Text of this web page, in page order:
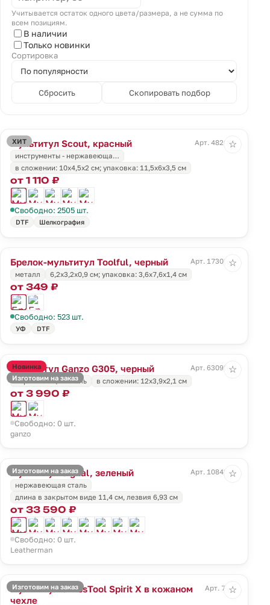
Учитывается остаток одного цвета/размера, а не сумма по
всем позициям.
В наличии
Только новинки
Сортировка
Сбросить Скопировать подбор
ХИТ
Мультитул Scout, красный
Арт. 4820.50
инструменты - нержавеюща…
в сложении: 10х4,5х2 см; упаковка: 11,5х6х3,5 см
от 1 110 ₽
Свободно: 2505 шт.
DTF Шелкография
☆
Брелок-мультитул Toolful, черный
Арт. 17301.30
металл
6,2x3,2x0,9 см; упаковка: 3,6x7,6x1,4 см
от 349 ₽
Свободно: 523 шт.
УФ DTF
☆
Новинка
Изготовим на заказ
Мультитул Ganzo G305, черный
Арт. 63092.30
нержавеющая сталь
в сложении: 12х3,9х2,1 см
от 3 990 ₽
Свободно: 0 шт.
ganzo
☆
Изготовим на заказ
Мультитул Signal, зеленый
Арт. 10842.90
нержавеющая сталь
длина в закрытом виде 11,4 см, лезвия 6,93 см
от 33 590 ₽
Свободно: 0 шт.
Leatherman
☆
Изготовим на заказ
Мультитул SwissTool Spirit X в кожаном
чехле
Арт. 7708
☆